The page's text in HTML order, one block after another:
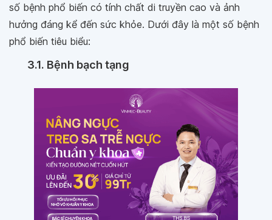
số bệnh phổ biến có tính chất di truyền cao và ảnh
hưởng đáng kể đến sức khỏe. Dưới đây là một số bệnh
phổ biến tiêu biểu:
3.1. Bệnh bạch tạng